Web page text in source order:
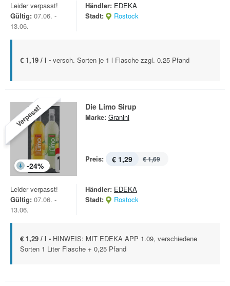
Leider verpasst!
Gültig: 07.06. -
13.06.
Händler: EDEKA
Stadt:
Rostock
€ 1,19 / l - versch. Sorten je 1 l Flasche zzgl. 0.25 Pfand
Verpasst!
-24%
Die Limo Sirup
Marke: Granini
Preis: € 1,29 € 1,69
Leider verpasst!
Gültig: 07.06. -
13.06.
Händler: EDEKA
Stadt:
Rostock
€ 1,29 / l - HINWEIS: MIT EDEKA APP 1.09, verschiedene
Sorten 1 Liter Flasche + 0,25 Pfand